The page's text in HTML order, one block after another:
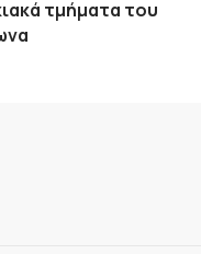
τμήματα του